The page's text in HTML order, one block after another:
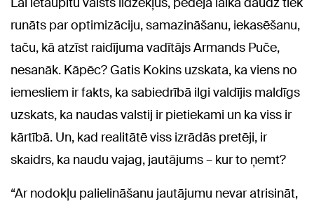
runāts par optimizāciju, samazināšanu, iekasēšanu,
taču, kā atzīst raidījuma vadītājs Armands Puče,
nesanāk. Kāpēc? Gatis Kokins uzskata, ka viens no
iemesliem ir fakts, ka sabiedrībā ilgi valdījis maldīgs
uzskats, ka naudas valstij ir pietiekami un ka viss ir
kārtībā. Un, kad realitātē viss izrādās pretēji, ir
skaidrs, ka naudu vajag, jautājums – kur to ņemt?
“Ar nodokļu palielināšanu jautājumu nevar atrisināt,